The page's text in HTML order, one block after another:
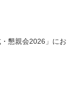
懇親会2026」にお